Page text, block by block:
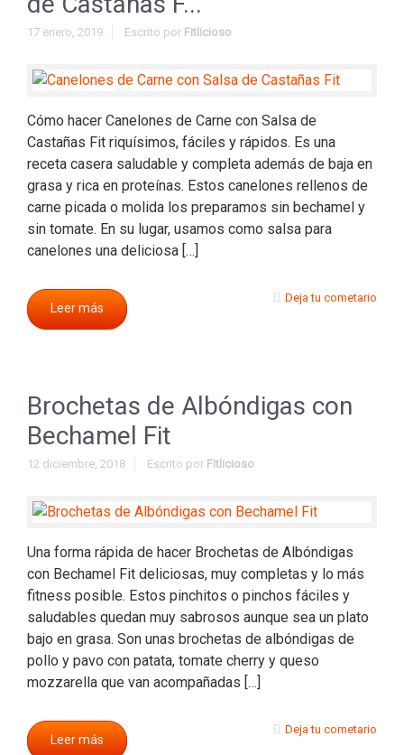
17 enero, 2019 Escrito por Fitlicioso
Cómo hacer Canelones de Carne con Salsa de
Castañas Fit riquísimos, fáciles y rápidos. Es una
receta casera saludable y completa además de baja en
grasa y rica en proteínas. Estos canelones rellenos de
carne picada o molida los preparamos sin bechamel y
sin tomate. En su lugar, usamos como salsa para
canelones una deliciosa […]
Leer más
Deja tu cometario
Brochetas de Albóndigas con
Bechamel Fit
12 diciembre, 2018 Escrito por Fitlicioso
Una forma rápida de hacer Brochetas de Albóndigas
con Bechamel Fit deliciosas, muy completas y lo más
fitness posible. Estos pinchitos o pinchos fáciles y
saludables quedan muy sabrosos aunque sea un plato
bajo en grasa. Son unas brochetas de albóndigas de
pollo y pavo con patata, tomate cherry y queso
mozzarella que van acompañadas […]
Leer más
Deja tu cometario